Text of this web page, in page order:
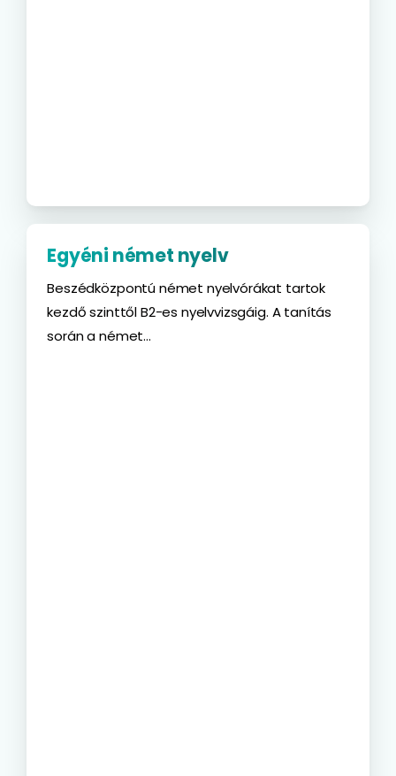
Egyéni német nyelv
Beszédközpontú német nyelvórákat tartok
kezdő szinttől B2-es nyelvvizsgáig. A tanítás
során a német...